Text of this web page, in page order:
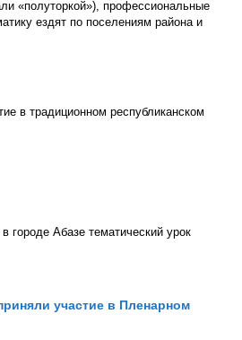
«полуторкой»), профессиональные
ездят по поселениям района и
в традиционном республиканском
Абазе тематический урок
участие в Пленарном